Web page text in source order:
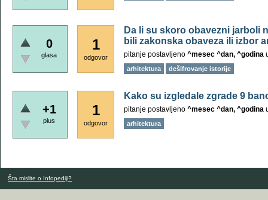
0
glasa
1
odgovor
Da li su skoro obavezni jarboli
bili zakonska obaveza ili izbor
pitanje postavljeno ^mesec ^dan, ^godina
arhitektura dešifrovanje istorije
+1
plus
1
odgovor
Kako su izgledale zgrade 9
pitanje postavljeno ^mesec ^dan, ^godina
arhitektura
Šta mislite o Infopediji?